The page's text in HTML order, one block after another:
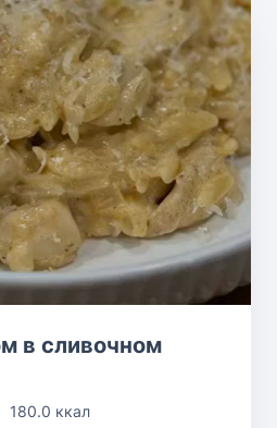
в сливочном
180.0 ккал